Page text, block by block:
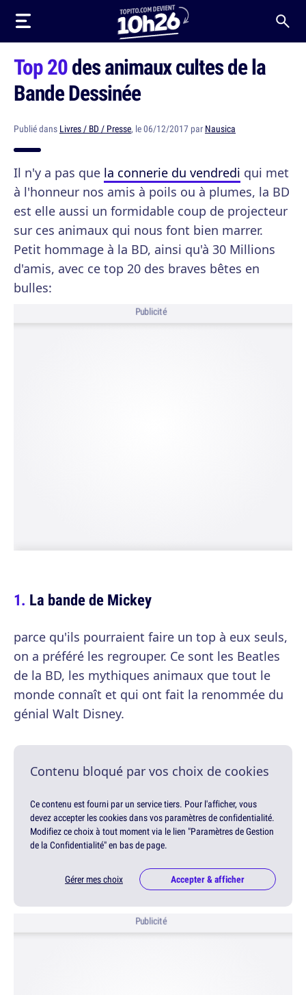
Top 20des animaux cultes de la
Bande Dessinée
Publié dans Livres / BD / Presse, le 06/12/2017 par Nausica
Il n'y a pas que la connerie du vendredi qui met
à l'honneur nos amis à poils ou à plumes, la BD
est elle aussi un formidable coup de projecteur
sur ces animaux qui nous font bien marrer.
Petit hommage à la BD, ainsi qu'à 30 Millions
d'amis, avec ce top 20 des braves bêtes en
bulles:
Publicité
La bande de Mickey
parce qu'ils pourraient faire un top à eux seuls,
on a préféré les regrouper. Ce sont les Beatles
de la BD, les mythiques animaux que tout le
monde connaît et qui ont fait la renommée du
génial Walt Disney.
Contenu bloqué par vos choix de cookies
Ce contenu est fourni par un service tiers. Pour l'afficher, vous
devez accepter les cookies dans vos paramètres de confidentialité.
Modifiez ce choix à tout moment via le lien "Paramètres de Gestion
de la Confidentialité" en bas de page.
Gérer mes choix Accepter & afficher
Publicité